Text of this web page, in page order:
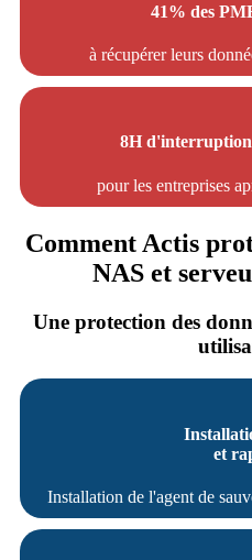
41% des
à récupérer leurs
8H
pour les entreprises
Comment Actis
NAS et
Une protection des
et
Installation de l'agent de